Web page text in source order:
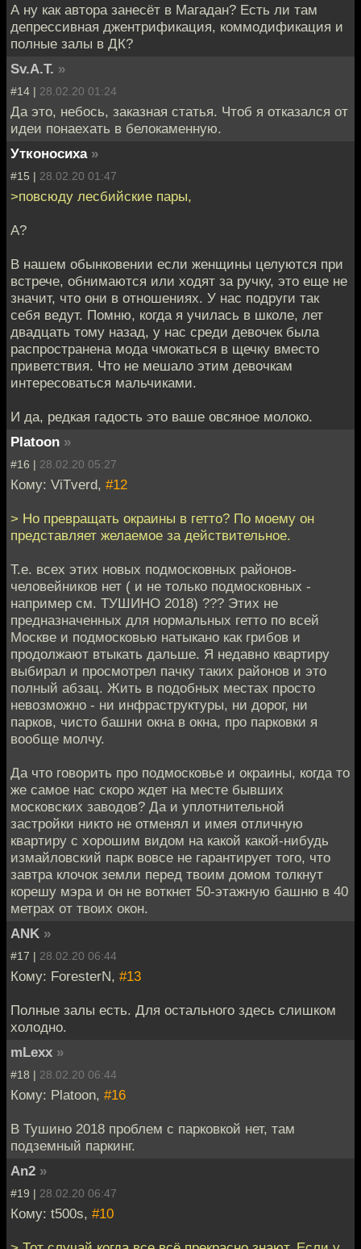
А ну как автора занесёт в Магадан? Есть ли там
депрессивная джентрификация, коммодификация и
полные залы в ДК?
Sv.A.T. »
#14 | 28.02.20 01:24
Да это, небось, заказная статья. Чтоб я отказался от
идеи понаехать в белокаменную.
Утконосиха »
#15 | 28.02.20 01:47
>повсюду лесбийские пары,
А?
В нашем обынковении если женщины целуются при
встрече, обнимаются или ходят за ручку, это еще не
значит, что они в отношениях. У нас подруги так
себя ведут. Помню, когда я училась в школе, лет
двадцать тому назад, у нас среди девочек была
распространена мода чмокаться в щечку вместо
приветствия. Что не мешало этим девочкам
интересоваться мальчиками.
И да, редкая гадость это ваше овсяное молоко.
Platoon »
#16 | 28.02.20 05:27
Кому: ViTverd, #12
> Но превращать окраины в гетто? По моему он
представляет желаемое за действительное.
Т.е. всех этих новых подмосковных районов-
человейников нет ( и не только подмосковных -
например см. ТУШИНО 2018) ??? Этих не
предназначенных для нормальных гетто по всей
Москве и подмосковью натыкано как грибов и
продолжают втыкать дальше. Я недавно квартиру
выбирал и просмотрел пачку таких районов и это
полный абзац. Жить в подобных местах просто
невозможно - ни инфраструктуры, ни дорог, ни
парков, чисто башни окна в окна, про парковки я
вообще молчу.
Да что говорить про подмосковье и окраины, когда то
же самое нас скоро ждет на месте бывших
московских заводов? Да и уплотнительной
застройки никто не отменял и имея отличную
квартиру с хорошим видом на какой какой-нибудь
измайловский парк вовсе не гарантирует того, что
завтра клочок земли перед твоим домом толкнут
корешу мэра и он не воткнет 50-этажную башню в 40
метрах от твоих окон.
ANK »
#17 | 28.02.20 06:44
Кому: ForesterN, #13
Полные залы есть. Для остального здесь слишком
холодно.
mLexx »
#18 | 28.02.20 06:44
Кому: Platoon, #16
В Тушино 2018 проблем с парковкой нет, там
подземный паркинг.
An2 »
#19 | 28.02.20 06:47
Кому: t500s, #10